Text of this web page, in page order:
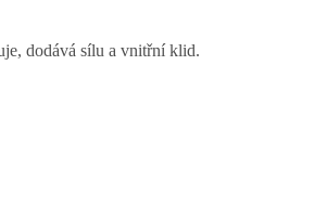
l dodává sílu a vnitřní klid.